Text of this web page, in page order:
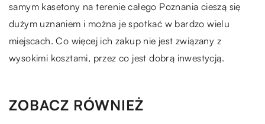
samym kasetony na terenie całego Poznania cieszą się
dużym uznaniem i można je spotkać w bardzo wielu
miejscach. Co więcej ich zakup nie jest związany z
wysokimi kosztami, przez co jest dobrą inwestycją.
ZOBACZ RÓWNIEŻ